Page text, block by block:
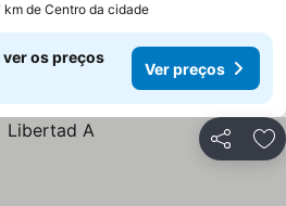
km de Centro da cidade
ver os preços
Ver preços
Partilhar